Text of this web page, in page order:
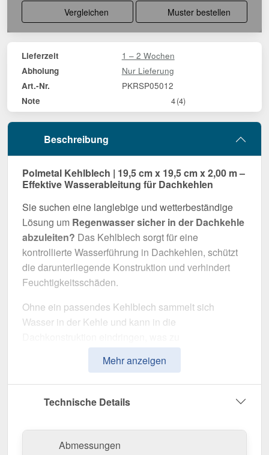
Vergleichen Muster bestellen
Lieferzeit 1 – 2 Wochen
Abholung Nur Lieferung
Art.-Nr. PKRSP05012
Note 4(4)
Beschreibung
Polmetal Kehlblech | 19,5 cm x 19,5 cm x 2,00 m –
Effektive Wasserableitung für Dachkehlen
Sie suchen eine langlebige und wetterbeständige
Lösung um Regenwasser sicher in der Dachkehle
abzuleiten? Das Kehlblech sorgt für eine
kontrollierte Wasserführung in Dachkehlen, schützt
die darunterliegende Konstruktion und verhindert
Feuchtigkeitsschäden.
Ohne ein passendes Kehlblech sammelt sich
Wasser in der Kehle und kann in die
schwerwiegenden Schäden führt. Dieses Kehlblech
wurde speziell entwickelt, umWasser zuverlässig
abzuleitenund das Dach langfristig zu schützen. Er
überzeugt durch einfache Montage, hohe
Beschichtung.
Hergestellt ausStahlmit einer
Mehr anzeigen
Technische Details
Abmessungen